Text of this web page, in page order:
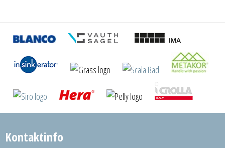
Kontaktinfo